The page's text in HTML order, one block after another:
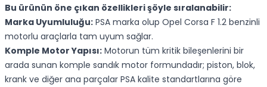
Bu ürünün öne çıkan özellikleri şöyle sıralanabilir:
Marka Uyumluluğu: PSA marka olup Opel Corsa F 1.2 benzinli
motorlu araçlarla tam uyum sağlar.
Komple Motor Yapısı: Motorun tüm kritik bileşenlerini bir
arada sunan komple sandık motor formundadır; piston, blok,
krank ve diğer ana parçalar PSA kalite standartlarına göre